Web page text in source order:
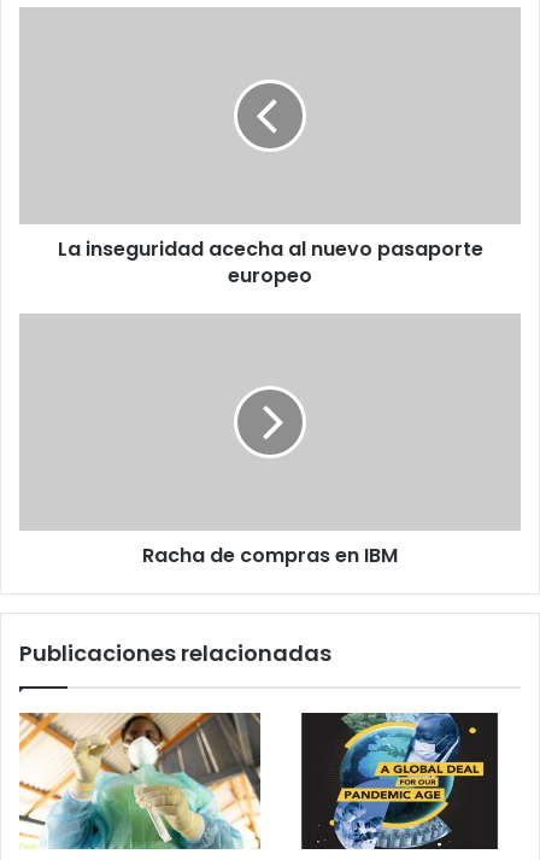
La inseguridad acecha al nuevo pasaporte
europeo
Racha de compras en IBM
Publicaciones relacionadas